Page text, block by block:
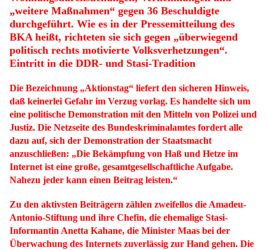
„weitere Maßnahmen“ gegen 36 Beschuldigte
durchgeführt. Wie es in der Pressemitteilung des
BKA heißt, richteten sie sich gegen „überwiegend
politisch rechts motivierte Volksverhetzungen“.
Eintritt in die DDR- und Stasi-Tradition
Die Bezeichnung „Aktionstag“ liefert den sicheren Hinweis,
daß keinerlei Gefahr im Verzug vorlag. Es handelte sich um
eine politische Demonstration mit den Mitteln von Polizei und
Justiz. Die Netzseite des Bundeskriminalamtes fordert alle
dazu auf, sich der Demonstration der Staatsmacht
anzuschließen: „Die Bekämpfung von Haß und Hetze im
Internet ist eine große, gesamtgesellschaftliche Aufgabe.
Nahezu jeder kann einen Beitrag leisten.“
Zu den aktivsten Beiträgern zählen zweifellos die Amadeu-
Antonio-Stiftung und ihre Chefin, die ehemalige Stasi-
Informantin Anetta Kahane, die Minister Maas bei der
Überwachung des Internets zuverlässig zur Hand gehen. Die